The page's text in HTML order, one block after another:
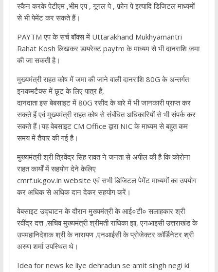
स्कैन करके पेटीएम ,भीम एप , गूगल पे , फ़ोन पे इत्यादि डिजिटल माध्यमों
से भी पेमेंट कर सकते हैं।
PAYTM एप के सर्च बॉक्स में Uttarakhand Mukhyamantri
Rahat Kosh लिखकर डायरेक्ट paytm के माध्यम से भी दानराशि जमा
की जा सकती है।
मुख्यमंत्री राहत कोष में जमा की जाने वाली दानराशि 80G के अन्तर्गत
इनकमटैक्स में छूट के लिए पात्र हैं,
दानदाता इस बेबसाइट में 80G रसीद के बारे में भी जानकारी प्राप्त कर
सकते हैं एवं मुख्यमंत्री राहत कोष से संबंधित अधिकारियों से भी संपर्क कर
सकते हैं।यह वेबसाइट CM Office द्वारा NIC के माध्यम से बहुत कम
समय में तैयार की गई है।
मुख्यमंत्री श्री त्रिवेंद्र सिंह रावत ने जनता से अपील की है कि कोरोना
राहत कार्यों में सहयोग देने केलिए
cmrf.uk.gov.in website एवं सभी डिजिटल पेमेंट माध्यमों का उपयोग
कर अधिक से अधिक दान देकर सहयोग करें।
वेबसाइट उद्घाटन के दौरान मुख्यमंत्री के आई०टी० सलाहकार श्री
रवींद्र दत्त ,सचिव मुख्यमंत्री श्रीमती राधिका झा, एनआइसी उत्तराखंड के
उपमहानिदेशक श्री के नारायण ,एनआईसी के प्रोजेक्टर कॉर्डिनेटर श्री
अरुण शर्मा उपस्थित थे।
Idea for news ke liye dehradun se amit singh negi ki